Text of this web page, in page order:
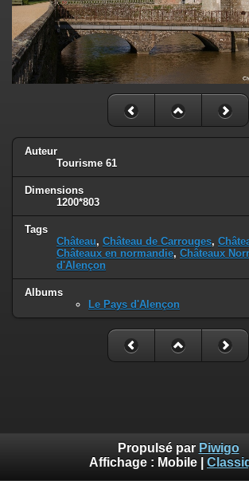
Auteur
Tourisme 61
Dimensions
1200*803
Tags
Château, Château de Carrouges,
Châteaux en normandie, Châteaux
d'Alençon
Albums
Le Pays d'Alençon
Propulsé par Piwigo
Affichage : Mobile